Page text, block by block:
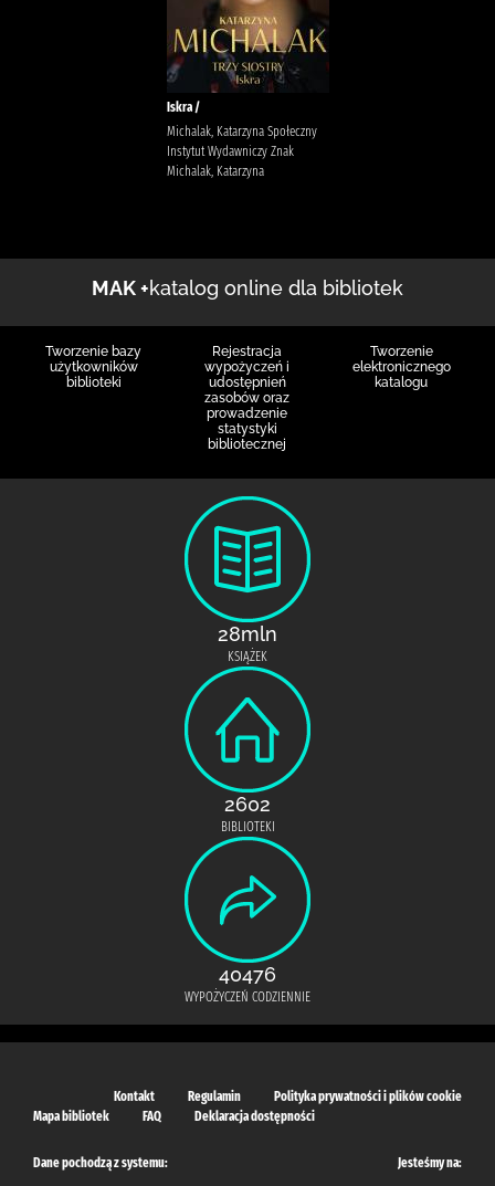
Iskra /
Michalak, Katarzyna Społeczny
Instytut Wydawniczy Znak
Michalak, Katarzyna
MAK +katalog online dla bibliotek
Tworzenie bazy
użytkowników
biblioteki
Rejestracja
wypożyczeń i
udostępnień
zasobów oraz
prowadzenie
statystyki
bibliotecznej
Tworzenie
elektronicznego
katalogu
28mln
KSIĄŻEK
2602
BIBLIOTEKI
40476
WYPOŻYCZEŃ CODZIENNIE
Kontakt Regulamin
Polityka prywatności i plików cookie
Mapa bibliotek
FAQ Deklaracja dostępności
Dane pochodzą z systemu: Jesteśmy na: